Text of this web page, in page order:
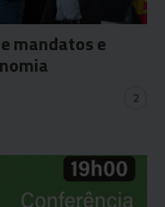
mandatos e
2